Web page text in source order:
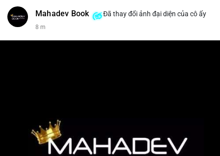
Mahadev Book Đã thay đổi ảnh đại diện của cô ấy
8 m